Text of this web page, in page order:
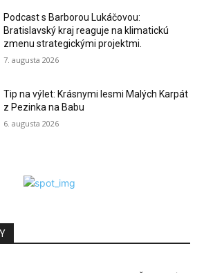
Podcast s Barborou Lukáčovou:
Bratislavský kraj reaguje na klimatickú
zmenu strategickými projektmi.
7. augusta 2026
Tip na výlet: Krásnymi lesmi Malých Karpát
z Pezinka na Babu
6. augusta 2026